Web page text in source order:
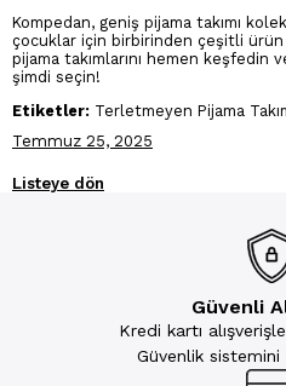
Kompedan, geniş pijama takımı
çocuklar için birbirinden çeşitli
pijama takımlarını hemen keşfedin
şimdi seçin!
Etiketler: Terletmeyen Pijama
Temmuz 25, 2025
Listeye dön
Güvenli
Kredi kartı
Güvenlik sistemini